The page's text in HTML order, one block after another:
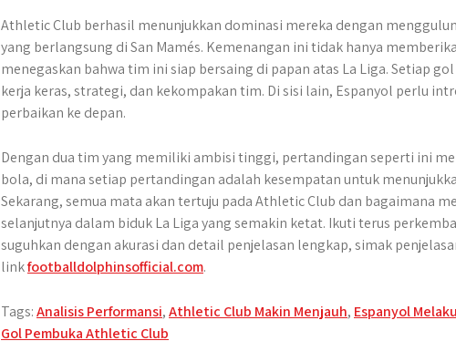
​Athletic Club berhasil menunjukkan dominasi mereka dengan
yang berlangsung di San Mamés.​ Kemenangan ini tidak hanya
menegaskan bahwa tim ini siap bersaing di papan atas La Liga. Setiap
kerja keras, strategi, dan kekompakan tim. Di sisi lain, Espanyol perlu
perbaikan ke depan.
Dengan dua tim yang memiliki ambisi tinggi, pertandingan seperti ini
bola, di mana setiap pertandingan adalah kesempatan untuk
Sekarang, semua mata akan tertuju pada Athletic Club dan bagaimana
selanjutnya dalam biduk La Liga yang semakin ketat. Ikuti terus
suguhkan dengan akurasi dan detail penjelasan lengkap, simak
linkfootballdolphinsofficial.com.
Tags:Analisis Performansi,Athletic Club Makin Menjauh, Espanyol
Gol Pembuka Athletic Club